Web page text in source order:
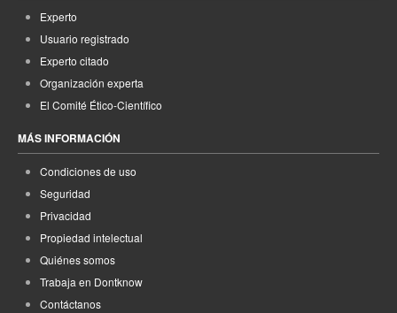
Experto
Usuario registrado
Experto citado
Organización experta
El Comité Ético-Científico
MÁS INFORMACIÓN
Condiciones de uso
Seguridad
Privacidad
Propiedad intelectual
Quiénes somos
Trabaja en Dontknow
Contáctanos